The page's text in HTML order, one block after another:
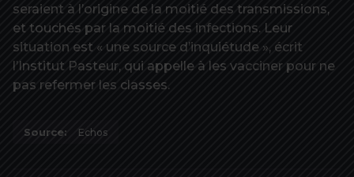
seraient à l’origine de la moitié des transmissions,
et touchés par la moitié des infections. Leur
situation est « une source d’inquiétude », écrit
l’Institut Pasteur, qui appelle à les vacciner pour ne
pas refermer les classes.
Source: Echos